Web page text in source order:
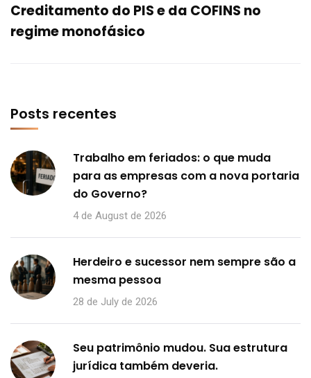
Creditamento do PIS e da COFINS no
regime monofásico
Posts recentes
Trabalho em feriados: o que muda
para as empresas com a nova portaria
do Governo?
4 de August de 2026
Herdeiro e sucessor nem sempre são a
mesma pessoa
28 de July de 2026
Seu patrimônio mudou. Sua estrutura
jurídica também deveria.